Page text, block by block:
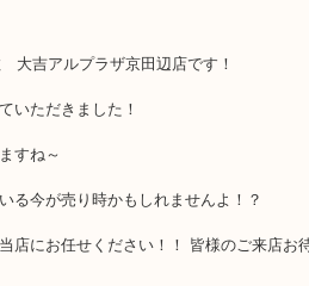
いただきました！（ N/A N/A
K18 K14